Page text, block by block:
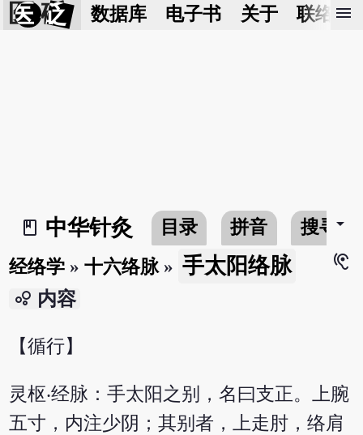
医 砭 数据库 电子书 关于 联络我
menu
book_2
中华针灸 目录 拼音 搜寻arrow_drop_down
经络学 »十六络脉» 手太阳络脉
hearing
bubble_chart 内容
【循行】
灵枢‧经脉：手太阳之别，名曰支正。上腕
五寸，内注少阴；其别者，上走肘，络肩